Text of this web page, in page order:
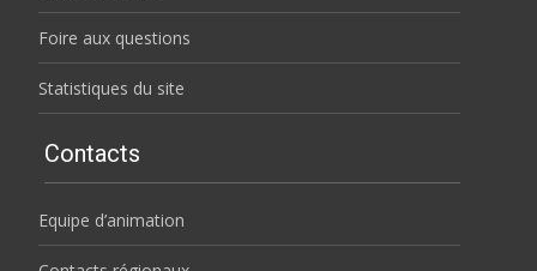
Foire aux questions
Statistiques du site
Contacts
Equipe d’animation